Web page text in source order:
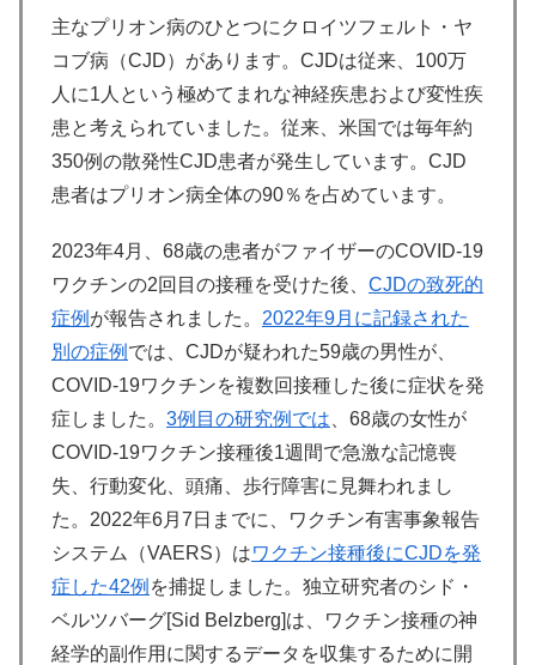
主なプリオン病のひとつにクロイツフェルト・ヤ
コブ病（CJD）があります。CJDは従来、100万
人に1人という極めてまれな神経疾患および変性疾
患と考えられていました。従来、米国では毎年約
350例の散発性CJD患者が発生しています。CJD
患者はプリオン病全体の90％を占めています。
2023年4月、68歳の患者がファイザーのCOVID-19
ワクチンの2回目の接種を受けた後、 CJDの致死的
症例 が報告されました。 2022年9月に記録された
別の症例 では、CJDが疑われた59歳の男性が、
COVID-19ワクチンを複数回接種した後に症状を発
症しました。 3例目の研究例では 、68歳の女性が
COVID-19ワクチン接種後1週間で急激な記憶喪
失、行動変化、頭痛、歩行障害に見舞われまし
た。2022年6月7日までに、ワクチン有害事象報告
システム（VAERS）はワクチン接種後にCJDを発
症した42例 を捕捉しました。独立研究者のシド・
ベルツバーグ[Sid Belzberg]は、ワクチン接種の神
経学的副作用に関するデータを収集するために開